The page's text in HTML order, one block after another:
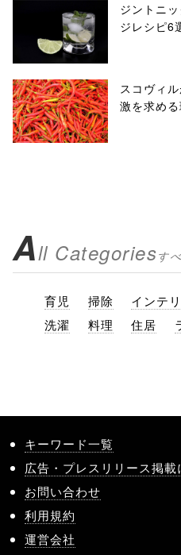
ジントニ
ジレシピ6
スコヴィ
激を求め
All Categoriesす
育児 掃除
インテ
洗濯
料理 住居
キーワード一覧
広告・プレスリリース掲
お問い合わせ
利用規約
運営会社